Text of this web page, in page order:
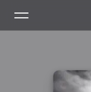
Startseite